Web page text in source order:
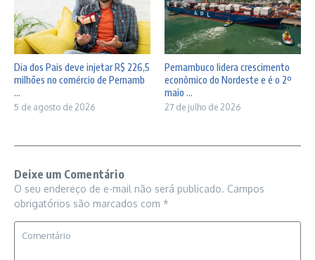
Dia dos Pais deve injetar R$ 226,5
milhões no comércio de Pernamb
...
5 de agosto de 2026
Pernambuco lidera crescimento
econômico do Nordeste e é o 2º
maio ...
27 de julho de 2026
Deixe um Comentário
O seu endereço de e-mail não será publicado. Campos
obrigatórios são marcados com *